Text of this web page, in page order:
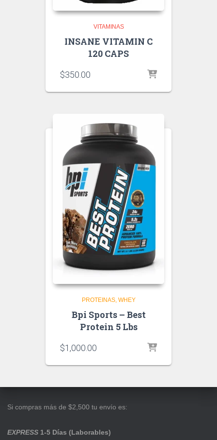
VITAMINAS
INSANE VITAMIN C
120 CAPS
$350.00
PROTEINAS WHEY
Bpi Sports – Best
Protein 5 Lbs
$1,000.00
Si compras más de $2,500 tu envío es:
EXPRESS 1-5 Días (Laborables)